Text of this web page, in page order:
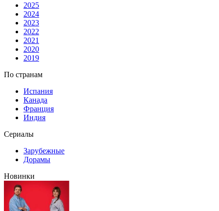
2025
2024
2023
2022
2021
2020
2019
По странам
Испания
Канада
Франция
Индия
Сериалы
Зарубежные
Дорамы
Новинки